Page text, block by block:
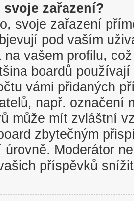
zařazení?
svoje zařazení
pod vaším
na vašem profilu,
boardů
vámi přidaných
např. označení
může mít zvláštní
zbytečným
úrovně. Moderátor
příspěvků